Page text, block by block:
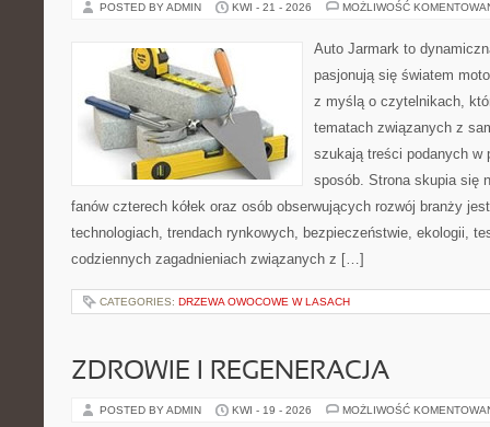
POSTED BY ADMIN KWI - 21 - 2026 MOŻLIWOŚĆ
Auto Jarmark to
pasjonują się światem
z myślą o czytelnikach,
tematach związanych z
szukają treści podanych w
sposób. Strona skupia się
fanów czterech kółek oraz osób obserwujących rozwój branży
technologiach, trendach rynkowych, bezpieczeństwie, ekologii,
codziennych zagadnieniach związanych z […]
CATEGORIES: DRZEWA OWOCOWE W LASACH
ZDROWIE I REGENERACJA
POSTED BY ADMIN KWI - 19 - 2026 MOŻLIWOŚĆ